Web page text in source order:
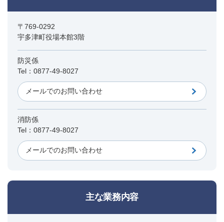
〒769-0292
宇多津町役場本館3階
防災係
Tel：0877-49-8027
メールでのお問い合わせ
消防係
Tel：0877-49-8027
メールでのお問い合わせ
主な業務内容